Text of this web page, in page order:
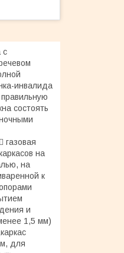
с
инвалида
состоять
газовая
на
на
к
и
1,5 мм)
для